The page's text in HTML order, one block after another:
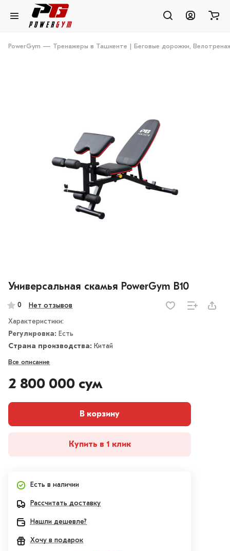
PowerGym — Тренажеры в Ташкенте | Беговые дорожки,
Универсальная скамья PowerGym B10
0 Нет отзывов
Характеристики:
Регулировка: Есть
Страна производства: Китай
Все описание
2 800 000 сум
В корзину
Купить в 1 клик
Есть в наличии
Рассчитать доставку
Нашли дешевле?
Хочу в подарок